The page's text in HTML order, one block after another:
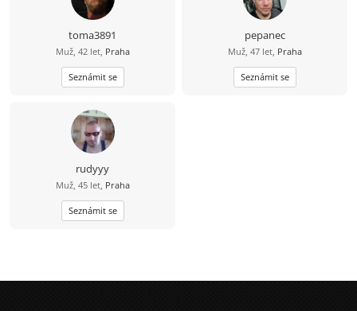
toma3891
Muž, 42 let, Praha
Seznámit se
pepanec
Muž, 47 let, Praha
Seznámit se
rudyyy
Muž, 45 let, Praha
Seznámit se